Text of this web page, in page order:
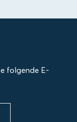
folgende E-